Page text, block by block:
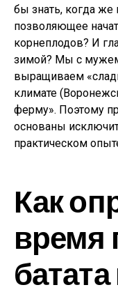
бы знать, когда же
позволяющее
корнеплодов? И
зимой? Мы с
выращиваем
климате
ферму». Поэтому
основаны
практическом
Как
время